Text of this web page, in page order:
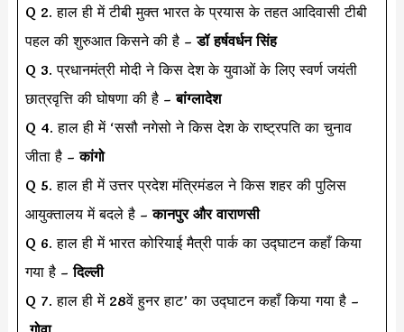
Q 2. हाल ही में टीबी मुक्त भारत के प्रयास के तहत आदिवासी टीबी
पहल की शुरुआत किसने की है –डॉ हर्षवर्धन सिंह
Q 3. प्रधानमंत्री मोदी ने किस देश के युवाओं के लिए स्वर्ण जयंती
छात्रवृत्ति की घोषणा की है –बांग्लादेश
Q 4. हाल ही में ‘ससौ नगेसो ने किस देश के राष्ट्रपति का चुनाव
जीता है –कांगो
Q 5. हाल ही में उत्तर प्रदेश मंत्रिमंडल ने किस शहर की पुलिस
आयुक्तालय में बदले है –कानपुर और वाराणसी
Q 6. हाल ही में भारत कोरियाई मैत्री पार्क का उद्घाटन कहाँ किया
गया है –दिल्ली
Q 7. हाल ही में 28वें हुनर हाट’ का उद्घाटन कहाँ किया गया है –